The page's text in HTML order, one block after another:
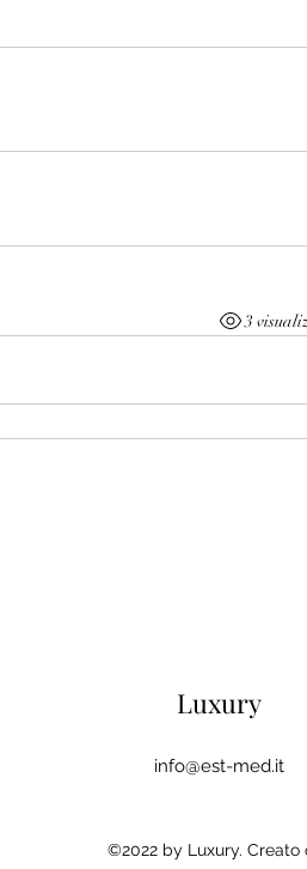
3
Luxury
info@est-med.it
©2022 by Luxury. Creato